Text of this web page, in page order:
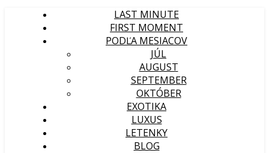
LAST MINUTE
FIRST MOMENT
PODĽA MESIACOV
JÚL
AUGUST
SEPTEMBER
OKTÓBER
EXOTIKA
LUXUS
LETENKY
BLOG